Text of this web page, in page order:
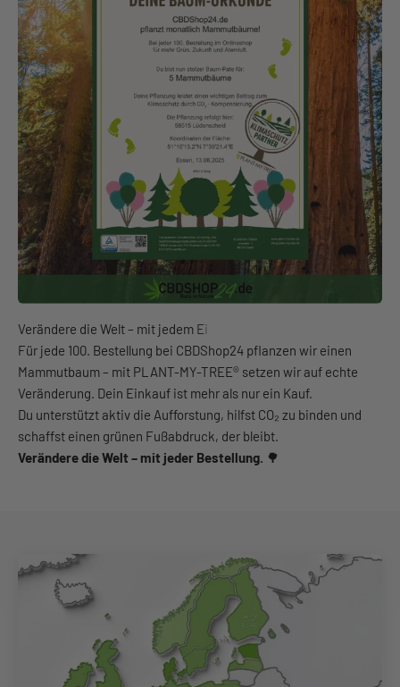
Für jede 100. Bestellung bei CBDShop24 pflanzen wir einen
Mammutbaum – mit PLANT-MY-TREE® setzen wir auf echte
Veränderung. Dein Einkauf ist mehr als nur ein Kauf.
Du unterstützt aktiv die Aufforstung, hilfst CO₂ zu binden und
schaffst einen grünen Fußabdruck, der bleibt.
Verändere die Welt – mit jeder Bestellung. 🌳